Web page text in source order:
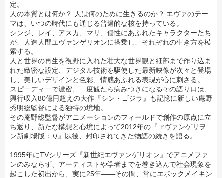
定。
人の本質とは何か？ 人は何のために生きるのか？ エヴァのテー
マは、いつの時代にも通じる普遍的な核を持っている。
シンジ、レイ、アスカ、マリ、個性にあふれたキャラクターたち
が、人造人間エヴァンゲリオンに搭乗し、それぞれの生き方を模
索する。
人と世界の再生を視野に入れた壮大な世界観と細部まで作り込ま
れた緻密な設定、デジタル技術を駆使した最新映像が次々と登場
し、美しいデザインと色彩、情感あふれる表現が心に刺さる。
スピーディーで濃密、一度観たら病みつきになるその語り口は、
興行収入80億円超えの大作『シン・ゴジラ』も記憶に新しい庵野
秀明総監督による独特の境地。
その庵野総監督がアニメーションのフィールドで創作の原点に立
ち返り、新たな構想と心境によって2012年の『ヱヴァンゲリヲ
ン新劇場版：Ｑ』以後、封印されてきた物語の続きを語る。
1995年にTVシリーズ『新世紀エヴァンゲリオン』でアニメファ
ンのみならず、アーティストや学者までを巻き込んで社会現象を
起こした初出から、実に25年――その間、常にエポックメイキン